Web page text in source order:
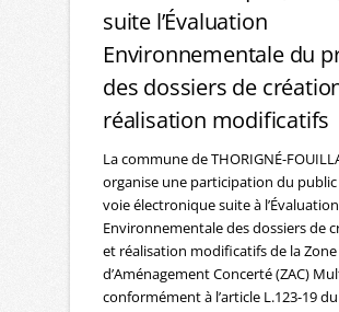
suite l’Évaluation
Environnementale du
des dossiers de
réalisation modificatifs
La commune de THORIGNÉ-
organise une participation du
voie électronique suite à l’Évaluation
Environnementale des dossiers de
et réalisation modificatifs de la Zone
d’Aménagement Concerté (ZAC)
conformément à l’article L.123-19